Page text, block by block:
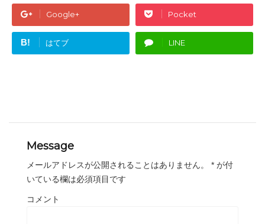
Google+ Pocket
B! はてブ LINE
Message
メールアドレスが公開されることはありません。 * が付
いている欄は必須項目です
コメント